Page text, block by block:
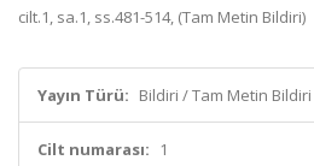
cilt.1, sa.1, ss.481-514, (Tam Metin Bildiri)
Yayın Türü: Bildiri / Tam Metin Bildiri
Cilt numarası: 1